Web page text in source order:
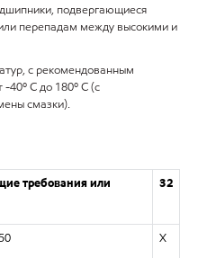
подвергающиеся
перепадам между высокими и
с рекомендованным
C до 180º C (с
смазки).
требования или
32
X